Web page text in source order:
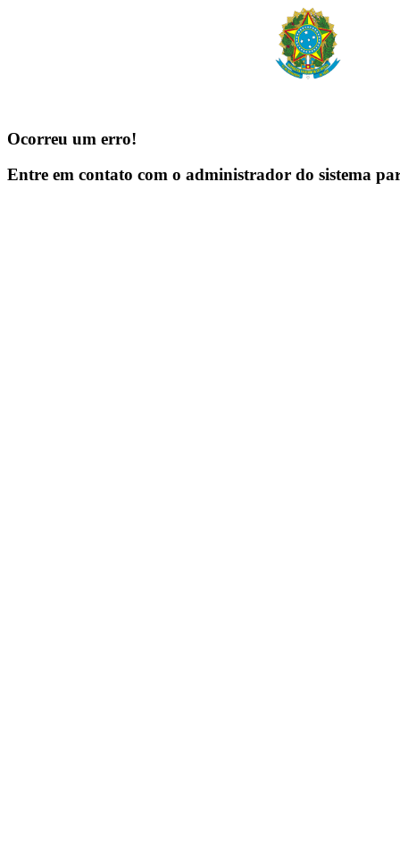
Ocorreu um erro!
Entre em contato com o administrador do sistema